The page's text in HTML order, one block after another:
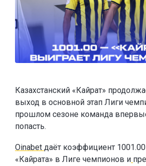
Казахстанский «Кайрат»
выход в основной этап Лиги
прошлом сезоне команда
попасть.
Oinabet даёт коэффициент
«Кайрата» в Лиге чемпионов и